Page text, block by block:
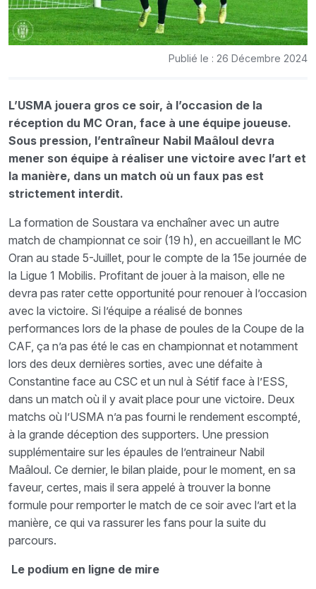
Publié le : 26 Décembre 2024
L’USMA jouera gros ce soir, à l’occasion de la
réception du MC Oran, face à une équipe joueuse.
Sous pression, l’entraîneur Nabil Maâloul devra
mener son équipe à réaliser une victoire avec l’art et
la manière, dans un match où un faux pas est
strictement interdit.
La formation de Soustara va enchaîner avec un autre
match de championnat ce soir (19 h), en accueillant le MC
Oran au stade 5-Juillet, pour le compte de la 15e journée de
la Ligue 1 Mobilis. Profitant de jouer à la maison, elle ne
devra pas rater cette opportunité pour renouer à l’occasion
avec la victoire. Si l’équipe a réalisé de bonnes
performances lors de la phase de poules de la Coupe de la
CAF, ça n’a pas été le cas en championnat et notamment
lors des deux dernières sorties, avec une défaite à
Constantine face au CSC et un nul à Sétif face à l’ESS,
dans un match où il y avait place pour une victoire. Deux
matchs où l’USMA n’a pas fourni le rendement escompté,
à la grande déception des supporters. Une pression
supplémentaire sur les épaules de l’entraineur Nabil
Maâloul. Ce dernier, le bilan plaide, pour le moment, en sa
faveur, certes, mais il sera appelé à trouver la bonne
formule pour remporter le match de ce soir avec l’art et la
manière, ce qui va rassurer les fans pour la suite du
parcours.
Le podium en ligne de mire